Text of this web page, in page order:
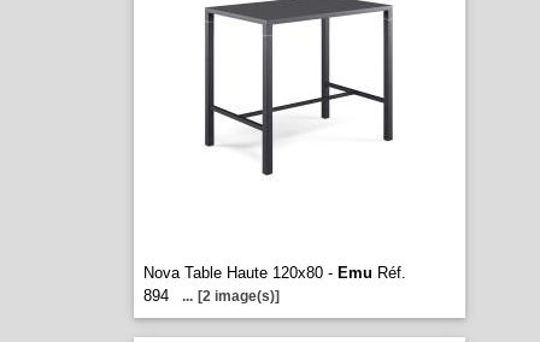
Nova Table Haute 120x80 - Emu Réf.
894
... [2 image(s)]